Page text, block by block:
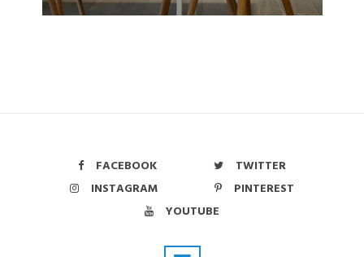
FACEBOOK
TWITTER
INSTAGRAM
PINTEREST
YOUTUBE